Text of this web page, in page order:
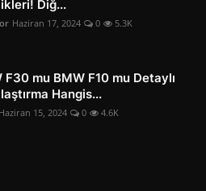
Diğ...
Haziran 17, 2024 0 5.3K
F30 mu BMW F10 mu Detaylı
Hangis...
Haziran 15, 2024 0 4.6K